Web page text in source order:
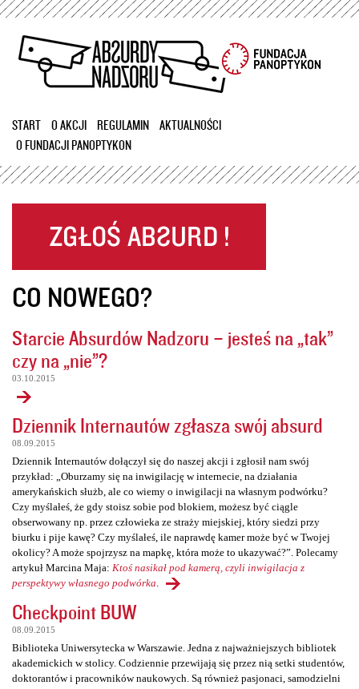
Przejdź
treści
START O AKCJI REGULAMIN
AKTUALNOŚCI
O FUNDACJI PANOPTYKON
CO NOWEGO?
Starcie Absurdów Nadzoru – jesteś na „tak”
czy na „nie”?
03.10.2015
Dziennik Internautów zgłasza swój absurd
08.09.2015
Dziennik Internautów dołączył się do naszej akcji i zgłosił nam swój
przykład: „Oburzamy się na inwigilację w internecie, na działania
amerykańskich służb, ale co wiemy o inwigilacji na własnym podwórku?
Czy myślałeś, że gdy stoisz sobie pod blokiem, możesz być ciągle
obserwowany np. przez człowieka ze straży miejskiej, który siedzi przy
biurku i pije kawę? Czy myślałeś, ile naprawdę kamer może być w Twojej
okolicy? A może spojrzysz na mapkę, która może to ukazywać?”. Polecamy
artykuł Marcina Maja: Ktoś nasikał pod kamerą, czyli inwigilacja z
perspektywy własnego podwórka
Checkpoint BUW
08.09.2015
Biblioteka Uniwersytecka w Warszawie. Jedna z najważniejszych bibliotek
akademickich w stolicy. Codziennie przewijają się przez nią setki studentów,
doktorantów i pracowników naukowych. Są również pasjonaci, samodzielni